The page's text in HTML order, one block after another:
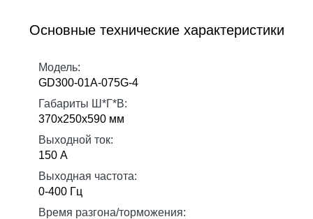
Основные технические характеристики
Модель:
GD300-01A-075G-4
Габариты Ш*Г*В:
370х250х590 мм
Выходной ток:
150 А
Выходная частота:
0-400 Гц
Время разгона/торможения: